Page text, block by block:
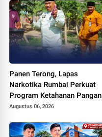
Panen Terong, Lapas
Narkotika Rumbai Perkuat
Program Ketahanan Pangan
Augustus 06, 2026